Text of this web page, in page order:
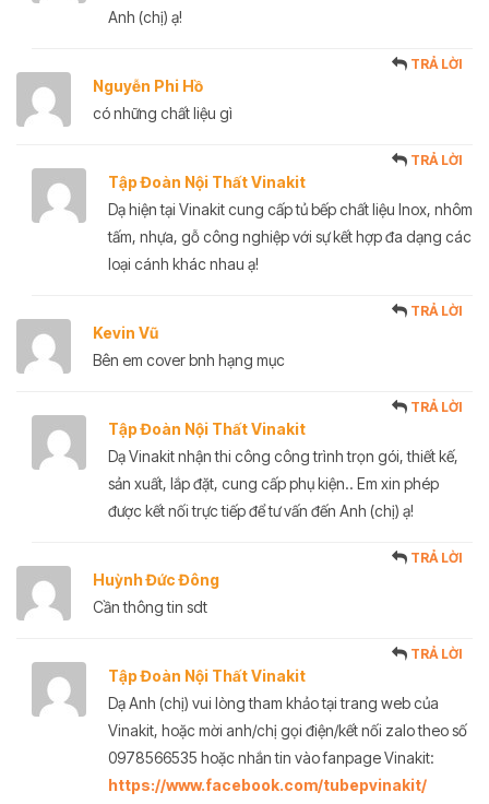
Anh (chị) ạ!
Nguyễn Phi Hồ
TRẢ LỜI
có những chất liệu gì
Tập Đoàn Nội Thất Vinakit
TRẢ LỜI
Dạ hiện tại Vinakit cung cấp tủ bếp chất liệu Inox, nhôm
tấm, nhựa, gỗ công nghiệp với sự kết hợp đa dạng các
loại cánh khác nhau ạ!
Kevin Vũ
TRẢ LỜI
Bên em cover bnh hạng mục
Tập Đoàn Nội Thất Vinakit
TRẢ LỜI
Dạ Vinakit nhận thi công công trình trọn gói, thiết kế,
sản xuất, lắp đặt, cung cấp phụ kiện.. Em xin phép
được kết nối trực tiếp để tư vấn đến Anh (chị) ạ!
Huỳnh Đức Đông
TRẢ LỜI
Cần thông tin sdt
Tập Đoàn Nội Thất Vinakit
TRẢ LỜI
Dạ Anh (chị) vui lòng tham khảo tại trang web của
Vinakit, hoặc mời anh/chị gọi điện/kết nối zalo theo số
0978566535 hoặc nhắn tin vào fanpage Vinakit:
https://www.facebook.com/tubepvinakit/